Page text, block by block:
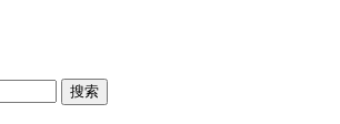
搜索